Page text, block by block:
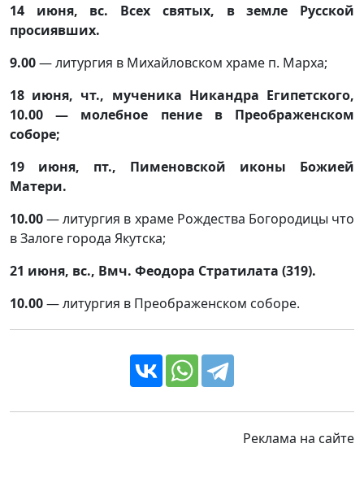
14 июня, вс. Всех святых, в земле Русской
просиявших.
9.00— литургия в Михайловском храме п. Марха;
18 июня, чт., мученика Никандра Египетского,
10.00 — молебное пение в Преображенском
соборе;
19 июня, пт., Пименовской иконы Божией
Матери.
10.00— литургия в храме Рождества Богородицы что
в Залоге города Якутска;
21 июня, вс., Вмч. Феодора Стратилата (319).
10.00— литургия в Преображенском соборе.
Реклама на сайте